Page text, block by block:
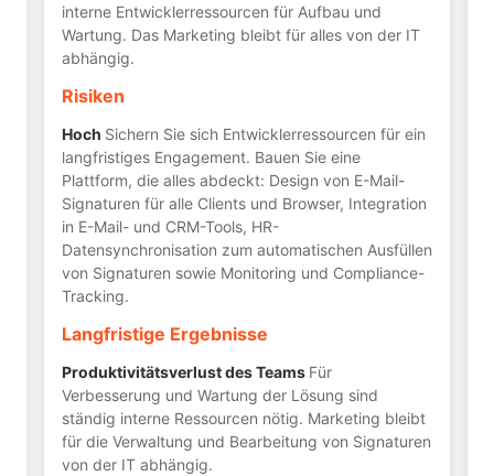
interne Entwicklerressourcen für Aufbau und
Wartung. Das Marketing bleibt für alles von der IT
abhängig.
Risiken
Hoch Sichern Sie sich Entwicklerressourcen für ein
langfristiges Engagement. Bauen Sie eine
Plattform, die alles abdeckt: Design von E-Mail-
Signaturen für alle Clients und Browser, Integration
in E-Mail- und CRM-Tools, HR-
Datensynchronisation zum automatischen Ausfüllen
von Signaturen sowie Monitoring und Compliance-
Tracking.
Langfristige Ergebnisse
Produktivitätsverlust des Teams Für
Verbesserung und Wartung der Lösung sind
ständig interne Ressourcen nötig. Marketing bleibt
für die Verwaltung und Bearbeitung von Signaturen
von der IT abhängig.